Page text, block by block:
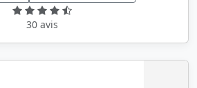
30 avis